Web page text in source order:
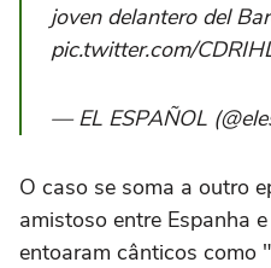
joven delantero del
pic.twitter.com/
— EL ESPAÑOL
O caso se soma a outro
amistoso entre Espanha
entoaram cânticos como